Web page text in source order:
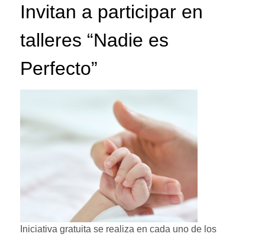
Invitan a participar en
talleres “Nadie es
Perfecto”
Iniciativa gratuita se realiza en cada uno de los